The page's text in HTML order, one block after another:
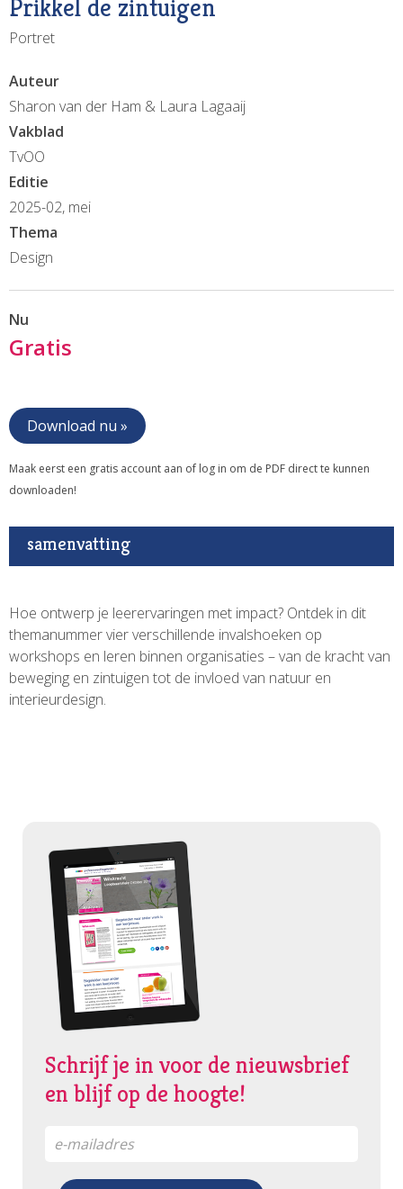
Prikkel de zintuigen
Portret
Auteur
Sharon van der Ham & Laura Lagaaij
Vakblad
TvOO
Editie
2025-02, mei
Thema
Design
Nu
Gratis
Download nu »
Maak eerst een gratis account aan of log in om de PDF direct te kunnen
downloaden!
samenvatting
Hoe ontwerp je leerervaringen met impact? Ontdek in dit
themanummer vier verschillende invalshoeken op
workshops en leren binnen organisaties – van de kracht van
beweging en zintuigen tot de invloed van natuur en
interieurdesign.
Schrijf je in voor de nieuwsbrief
en blijf op de hoogte!